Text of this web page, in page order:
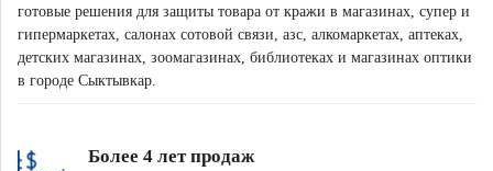
готовые решения для защиты товара от кражи в магазинах, супер и
гипермаркетах, салонах сотовой связи, азс, алкомаркетах, аптеках,
детских магазинах, зоомагазинах, библиотеках и магазинах оптики
в городе Сыктывкар.
Более 4 лет продаж